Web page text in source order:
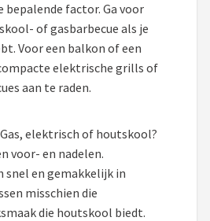
bepalende factor. Ga voor
of gasbarbecue als je
Voor een balkon of een
elektrische grills of
aan te raden.
elektrisch of houtskool?
voor- en nadelen.
snel en gemakkelijk in
misschien die
die houtskool biedt.